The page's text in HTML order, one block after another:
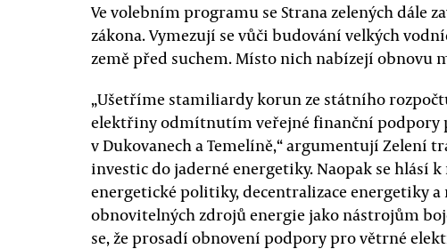
Ve volebním programu se Strana zelených dále
zákona. Vymezují se vůči budování velkých
země před suchem. Místo nich nabízejí obnovu
„Ušetříme stamiliardy korun ze státního
elektřiny odmítnutím veřejné finanční podpory
v Dukovanech a Temelíně,“ argumentují Zelení
investic do jaderné energetiky. Naopak se hlásí
energetické politiky, decentralizace energetiky
obnovitelných zdrojů energie jako nástrojům
se, že prosadí obnovení podpory pro větrné